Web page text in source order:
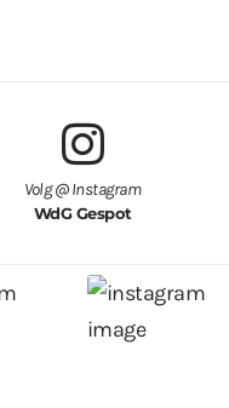
Volg @ Instagram
WdG Gespot